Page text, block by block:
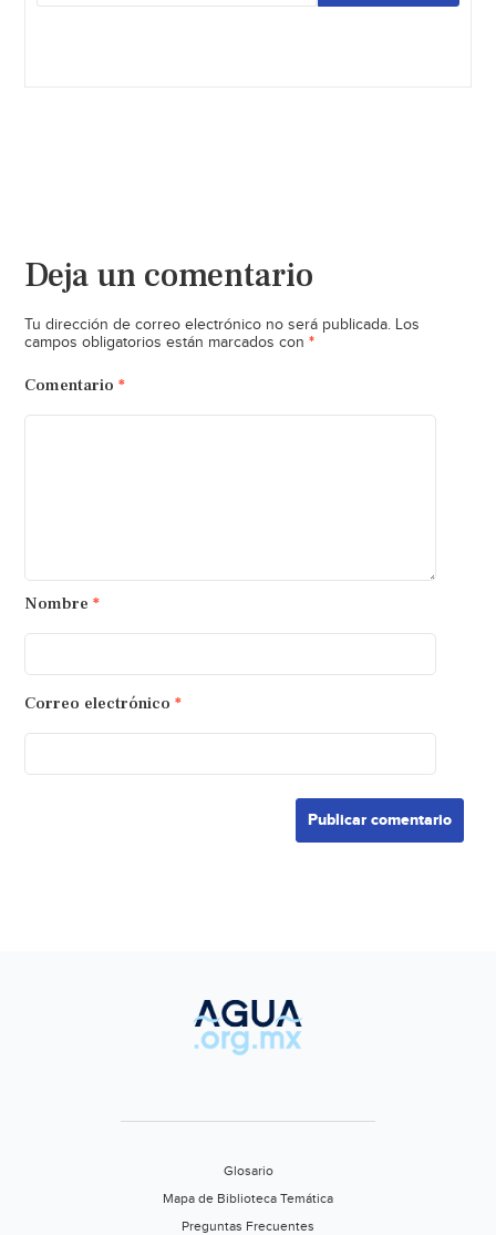
Deja un comentario
Tu dirección de correo electrónico no será publicada. Los
campos obligatorios están marcados con *
Comentario *
Nombre *
Correo electrónico *
Glosario
Mapa de Biblioteca Temática
Preguntas Frecuentes